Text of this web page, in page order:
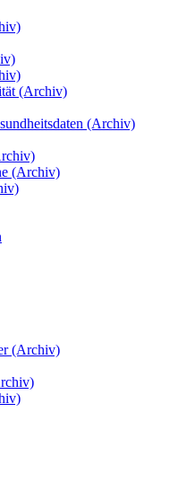
(Archiv)
(Archiv)
(Archiv)
(Archiv)